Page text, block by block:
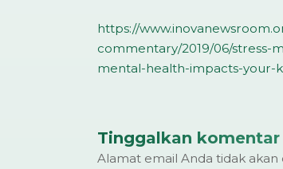
https://
commentary/2019/06/stress-
mental-health-impacts-your-
Tinggalkan komentar
Alamat email Anda tidak akan